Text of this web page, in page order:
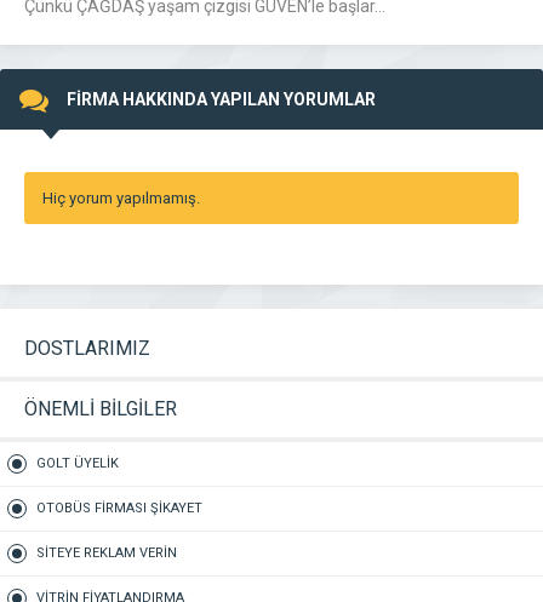
Çünkü ÇAĞDAŞ yaşam çizgisi GÜVEN’le başlar…
FİRMA HAKKINDA YAPILAN YORUMLAR
Hiç yorum yapılmamış.
DOSTLARIMIZ
ÖNEMLİ BİLGİLER
GOLT ÜYELİK
OTOBÜS FİRMASI ŞİKAYET
SİTEYE REKLAM VERİN
VİTRİN FİYATLANDIRMA